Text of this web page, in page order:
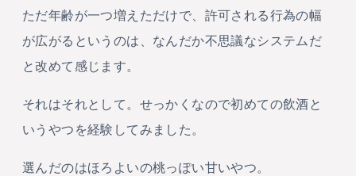
ただ年齢が一つ増えただけで、許可される行為の幅
が広がるというのは、なんだか不思議なシステムだ
と改めて感じます。
それはそれとして。せっかくなので初めての飲酒と
いうやつを経験してみました。
選んだのはほろよいの桃っぽい甘いやつ。